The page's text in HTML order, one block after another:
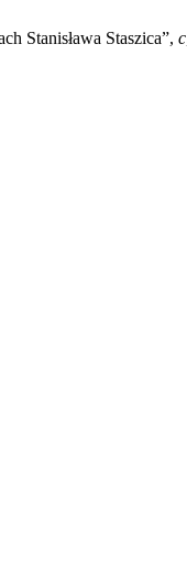
Stanisława Staszica”, c